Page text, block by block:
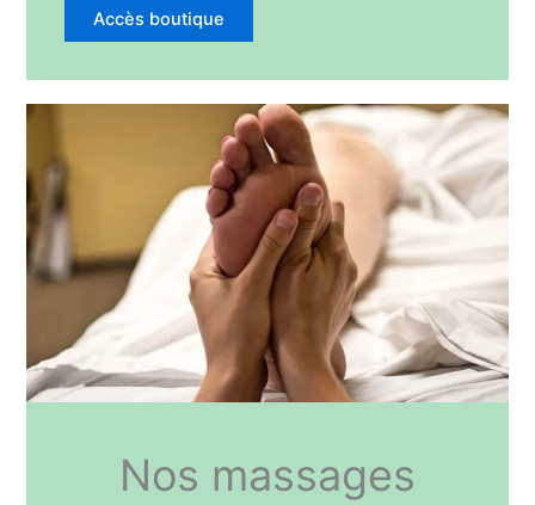
Accès boutique
Nos massages